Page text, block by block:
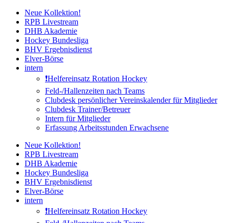
Zum
Inhalt
springen
Neue Kollektion!
RPB Livestream
DHB Akademie
Hockey Bundesliga
BHV Ergebnisdienst
Elver-Börse
intern
❗️Helfereinsatz Rotation Hockey
Feld-/Hallenzeiten nach Teams
Clubdesk persönlicher Vereinskalender für Mitglieder
Clubdesk Trainer/Betreuer
Intern für Mitglieder
Erfassung Arbeitsstunden Erwachsene
Neue Kollektion!
RPB Livestream
DHB Akademie
Hockey Bundesliga
BHV Ergebnisdienst
Elver-Börse
intern
❗️Helfereinsatz Rotation Hockey